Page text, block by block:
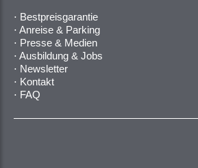
Bestpreisgarantie
Anreise & Parking
Presse & Medien
Ausbildung & Jobs
Newsletter
Kontakt
FAQ